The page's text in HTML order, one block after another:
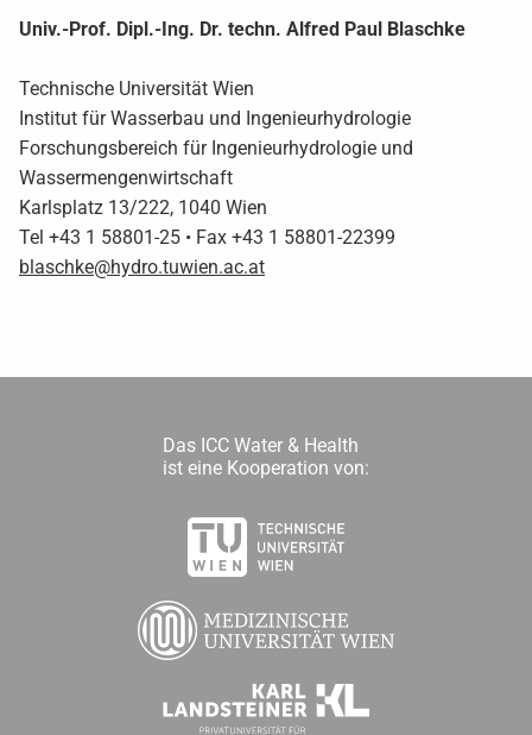
Univ.-Prof. Dipl.-Ing. Dr. techn. Alfred Paul Blaschke
Technische Universität Wien
Institut für Wasserbau und Ingenieurhydrologie
Forschungsbereich für Ingenieurhydrologie und
Wassermengenwirtschaft
Karlsplatz 13/222, 1040 Wien
Tel +43 1 58801-25 • Fax +43 1 58801-22399
blaschke@hydro.tuwien.ac.at
Das ICC Water & Health
ist eine Kooperation von: